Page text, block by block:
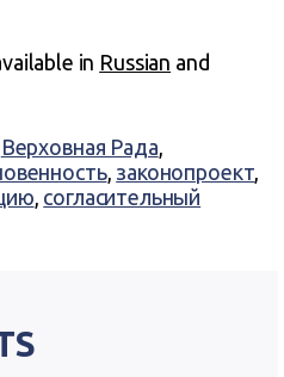
in Russian and
Верховная Рада,
, законопроект,
, согласительный